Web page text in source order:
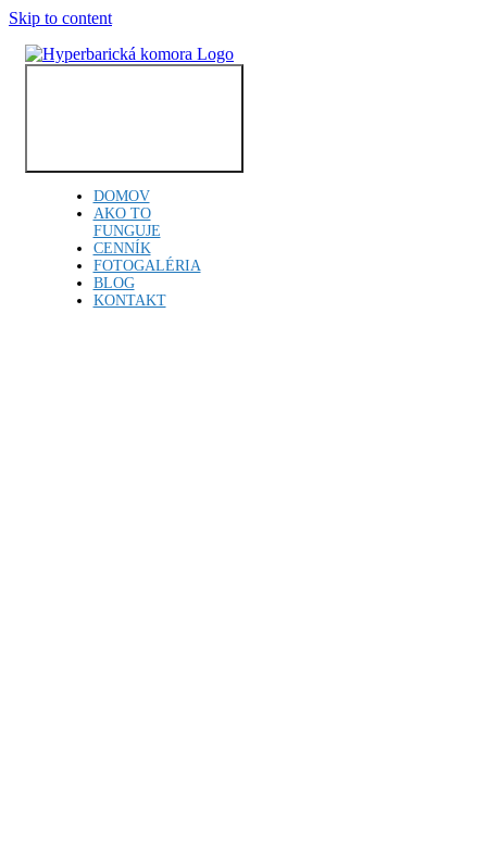
Skip to content
DOMOV
AKO TO
FUNGUJE
CENNÍK
FOTOGALÉRIA
BLOG
KONTAKT